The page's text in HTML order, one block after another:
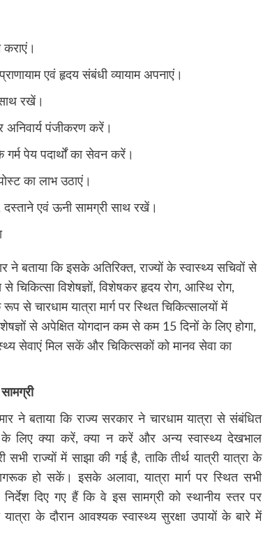
कराएं।
एवं हृदय संबंधी व्यायाम अपनाएं।
साथ रखें।
अनिवार्य पंजीकरण करें।
पेय पदार्थों का सेवन करें।
का लाभ उठाएं।
एवं ऊनी सामग्री साथ रखें।
ने बताया कि इसके अतिरिक्त, राज्यों के स्वास्थ्य सचिवों से
चिकित्सा विशेषज्ञों, विशेषकर हृदय रोग, आस्थि रोग,
से चारधाम यात्रा मार्ग पर स्थित चिकित्सालयों में
से अपेक्षित योगदान कम से कम 15 दिनों के लिए होगा,
सेवाएं मिल सकें और चिकित्सकों को मानव सेवा का
ने बताया कि राज्य सरकार ने चारधाम यात्रा से संबंधित
के लिए क्या करें, क्या न करें और अन्य स्वास्थ्य देखभाल
सभी राज्यों में साझा की गई है, ताकि तीर्थ यात्री यात्रा के
हो सकें। इसके अलावा, यात्रा मार्ग पर स्थित सभी
दिए गए हैं कि वे इस सामग्री को स्थानीय स्तर पर
यात्रा के दौरान आवश्यक स्वास्थ्य सुरक्षा उपायों के बारे में